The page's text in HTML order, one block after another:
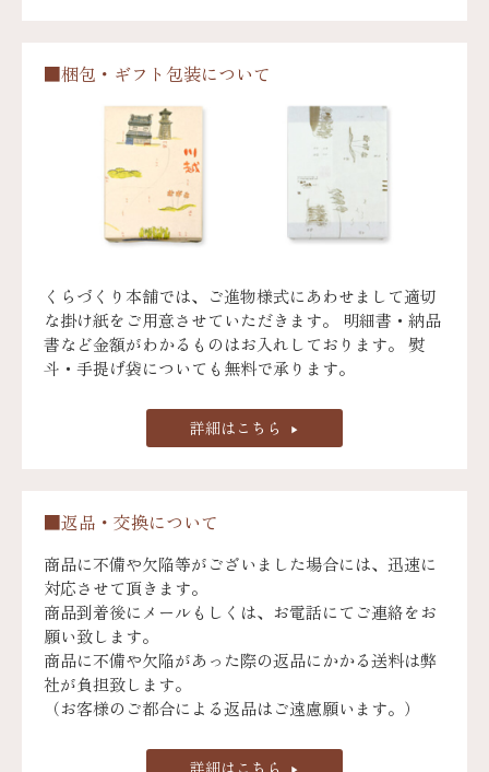
■梱包・ギフト包装について
くらづくり本舗では、ご進物様式にあわせまして適切
な掛け紙をご用意させていただきます。 明細書・納品
書など金額がわかるものはお入れしております。 熨
斗・手提げ袋についても無料で承ります。
詳細はこちら
■返品・交換について
商品に不備や欠陥等がございました場合には、迅速に
対応させて頂きます。
商品到着後にメールもしくは、お電話にてご連絡をお
願い致します。
商品に不備や欠陥があった際の返品にかかる送料は弊
社が負担致します。
（お客様のご都合による返品はご遠慮願います。）
詳細はこちら